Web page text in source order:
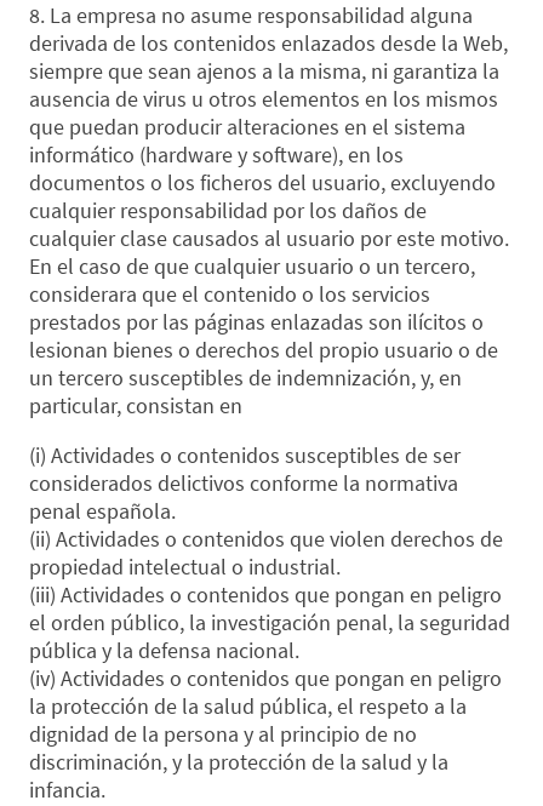
8. La empresa no asume responsabilidad alguna
derivada de los contenidos enlazados desde la Web,
siempre que sean ajenos a la misma, ni garantiza la
ausencia de virus u otros elementos en los mismos
que puedan producir alteraciones en el sistema
informático (hardware y software), en los
documentos o los ficheros del usuario, excluyendo
cualquier responsabilidad por los daños de
cualquier clase causados al usuario por este motivo.
En el caso de que cualquier usuario o un tercero,
considerara que el contenido o los servicios
prestados por las páginas enlazadas son ilícitos o
lesionan bienes o derechos del propio usuario o de
un tercero susceptibles de indemnización, y, en
particular, consistan en
(i) Actividades o contenidos susceptibles de ser
considerados delictivos conforme la normativa
penal española.
(ii) Actividades o contenidos que violen derechos de
propiedad intelectual o industrial.
(iii) Actividades o contenidos que pongan en peligro
el orden público, la investigación penal, la seguridad
pública y la defensa nacional.
(iv) Actividades o contenidos que pongan en peligro
la protección de la salud pública, el respeto a la
dignidad de la persona y al principio de no
discriminación, y la protección de la salud y la
infancia.